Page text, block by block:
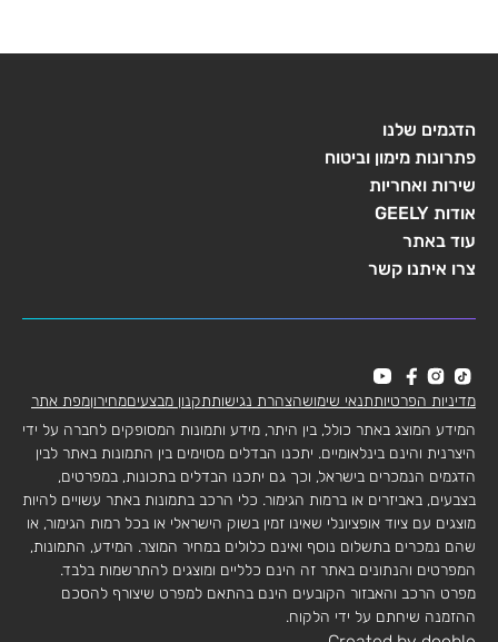
הדגמים שלנו
פתרונות מימון וביטוח
שירות ואחריות
אודות GEELY
עוד באתר
צרו איתנו קשר
מדיניות הפרטיותתנאי שימושהצהרת נגישותתקנון מבצעיםמחירוןמפת אתר
המידע המוצג באתר כולל, בין היתר, מידע ותמונות המסופקים לחברה על ידי
היצרנית והינם בינלאומיים. יתכנו הבדלים מסוימים בין התמונות באתר לבין
הדגמים הנמכרים בישראל, וכך גם יתכנו הבדלים בתכונות, במפרטים,
בצבעים, באביזרים או ברמות הגימור. כלי הרכב בתמונות באתר עשויים להיות
מוצגים עם ציוד אופציונלי שאינו זמין בשוק הישראלי או בכל רמות הגימור, או
שהם נמכרים בתשלום נוסף ואינם כלולים במחיר המוצר. המידע, התמונות,
המפרטים והנתונים באתר זה הינם כלליים ומוצגים להתרשמות בלבד.
מפרט הרכב והאבזור הקובעים הינם בהתאם למפרט שיצורף להסכם
ההזמנה שיחתם על ידי הלקוח.